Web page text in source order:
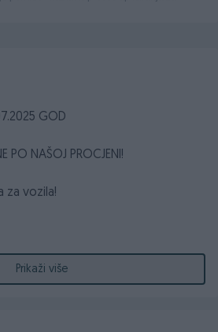
GOD
PO NAŠOJ PROCJENI!
za vozila!
zaključavanje / Centralna
Prikaži više